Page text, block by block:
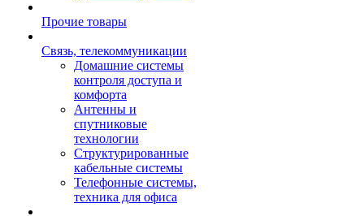
Прочие товары
Связь, телекоммуникации
Домашние системы
контроля доступа и
комфорта
Антенны и
спутниковые
технологии
Структурированные
кабельные системы
Телефонные системы,
техника для офиса